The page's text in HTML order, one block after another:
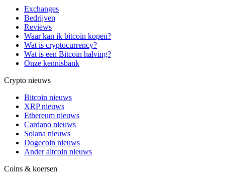
Exchanges
Bedrijven
Reviews
Waar kan ik bitcoin kopen?
Wat is cryptocurrency?
Wat is een Bitcoin halving?
Onze kennisbank
Crypto nieuws
Bitcoin nieuws
XRP nieuws
Ethereum nieuws
Cardano nieuws
Solana nieuws
Dogecoin nieuws
Ander altcoin nieuws
Coins & koersen